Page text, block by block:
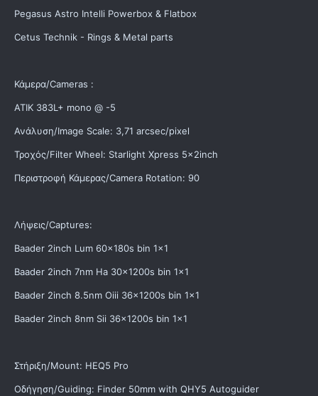
Pegasus Astro Intelli Powerbox & Flatbox
Cetus Technik - Rings & Metal parts
Κάμερα/Cameras :
ATIK 383L+ mono @ -5
Ανάλυση/Image Scale: 3,71 arcsec/pixel
Τροχός/Filter Wheel: Starlight Xpress 5x2inch
Περιστροφή Κάμερας/Camera Rotation: 90
Λήψεις/Captures:
Baader 2inch Lum 60x180s bin 1x1
Baader 2inch 7nm Ha 30x1200s bin 1x1
Baader 2inch 8.5nm Oiii 36x1200s bin 1x1
Baader 2inch 8nm Sii 36x1200s bin 1x1
Στήριξη/Mount: HEQ5 Pro
Οδήγηση/Guiding: Finder 50mm with QHY5 Autoguider